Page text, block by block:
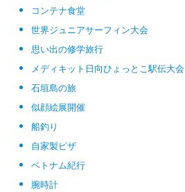
コンテナ食堂
世界ジュニアサーフィン大会
思い出の修学旅行
メディキット日向ひょっとこ駅伝大会
石垣島の旅
似顔絵展開催
船釣り
自家製ピザ
ベトナム紀行
腕時計